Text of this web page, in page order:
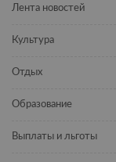
Лента новостей
Культура
Отдых
Образование
Выплаты и льготы